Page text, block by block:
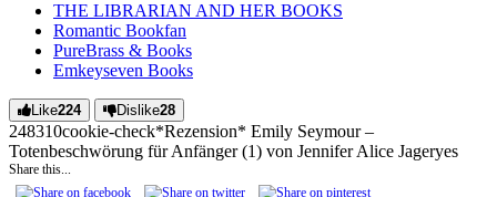
THE LIBRARIAN AND HER BOOKS
Romantic Bookfan
PureBrass & Books
Emkeyseven Books
Like224 Dislike28
248310cookie-check*Rezension* Emily Seymour –
Totenbeschwörung für Anfänger (1) von Jennifer Alice Jageryes
Share this...